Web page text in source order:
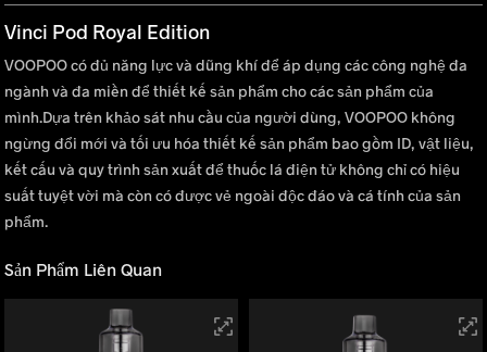
Vinci Pod Royal Edition
VOOPOO có đủ năng lực và dũng khí để áp dụng các công nghệ đa
ngành và đa miền để thiết kế sản phẩm cho các sản phẩm của
mình.Dựa trên khảo sát nhu cầu của người dùng, VOOPOO không
ngừng đổi mới và tối ưu hóa thiết kế sản phẩm bao gồm ID, vật liệu,
kết cấu và quy trình sản xuất để thuốc lá điện tử không chỉ có hiệu
suất tuyệt vời mà còn có được vẻ ngoài độc đáo và cá tính của sản
phẩm.
Sản Phẩm Liên Quan